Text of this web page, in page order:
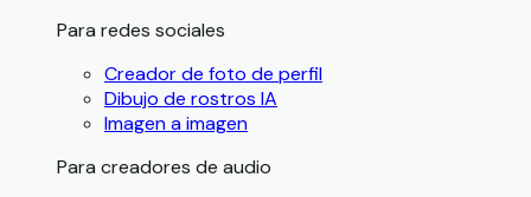
Para redes sociales
Creador de foto de perfil
Dibujo de rostros IA
Imagen a imagen
Para creadores de audio